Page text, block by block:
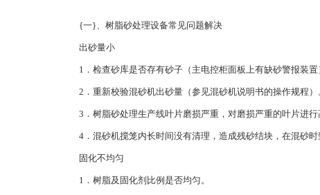
{一}、树脂砂处理设备常见问题解决
出砂量小
1．检查砂库是否存有砂子（主电控柜面板上有缺砂警报装置
2．重新校验混砂机出砂量（参见混砂机说明书的操作规程）
3．树脂砂处理生产线叶片磨损严重，对磨损严重的叶片进行
4．混砂机搅笼内长时间没有清理，造成残砂结块，在混砂时
固化不均匀
1．树脂及固化剂比例是否均匀。